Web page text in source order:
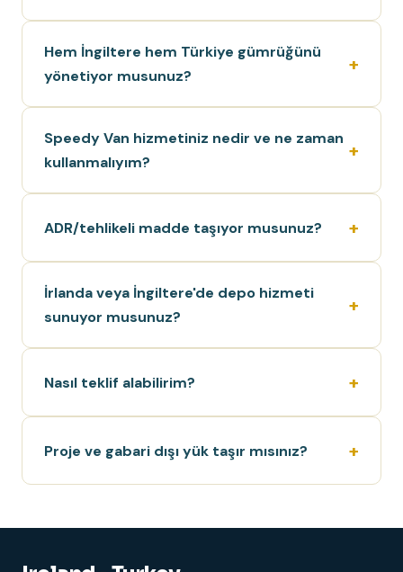
Hem İngiltere hem Türkiye gümrüğünü
yönetiyor musunuz?
Speedy Van hizmetiniz nedir ve ne zaman
kullanmalıyım?
ADR/tehlikeli madde taşıyor musunuz?
İrlanda veya İngiltere'de depo hizmeti
sunuyor musunuz?
Nasıl teklif alabilirim?
Proje ve gabari dışı yük taşır mısınız?